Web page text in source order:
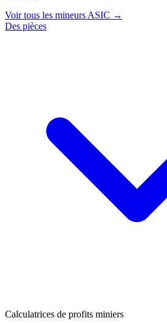
Voir tous les mineurs ASIC →
Des pièces
Calculatrices de profits miniers